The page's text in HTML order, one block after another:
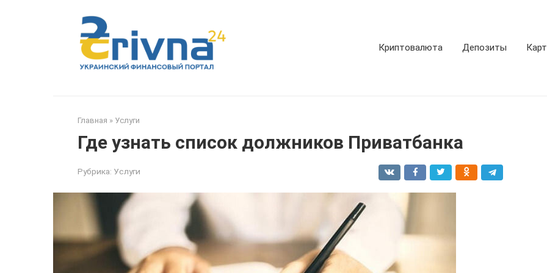
Криптовалюта Депозиты
Главная » Услуги
Где узнать список должников Приватбанка
Рубрика: Услуги